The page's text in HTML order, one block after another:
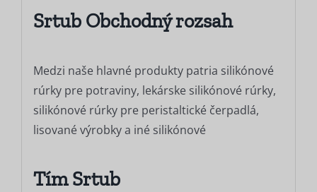
Srtub Obchodný rozsah
Medzi naše hlavné produkty patria silikónové
rúrky pre potraviny, lekárske silikónové rúrky,
silikónové rúrky pre peristaltické čerpadlá,
lisované výrobky a iné silikónové
Tím Srtub